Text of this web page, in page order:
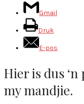
Gmail
Druk
E-pos
Hier is dus
my mandjie.